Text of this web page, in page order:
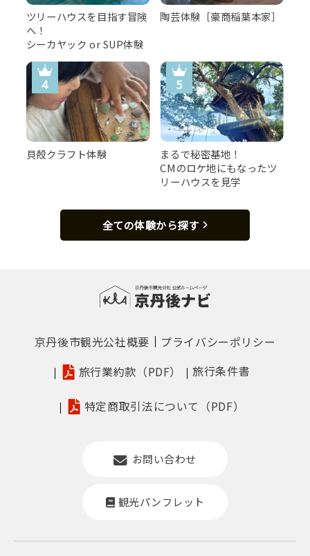
ツリーハウスを目指す冒険
へ！
シーカヤック or SUP体験
陶芸体験［豪商稲葉本家］
貝殻クラフト体験
まるで秘密基地！
CMのロケ地にもなったツ
リーハウスを見学
全ての体験から探す
京丹後市観光公社概要
プライバシーポリシー
旅行業約款（PDF）
旅行条件書
特定商取引法について（PDF）
お問い合わせ
観光パンフレット